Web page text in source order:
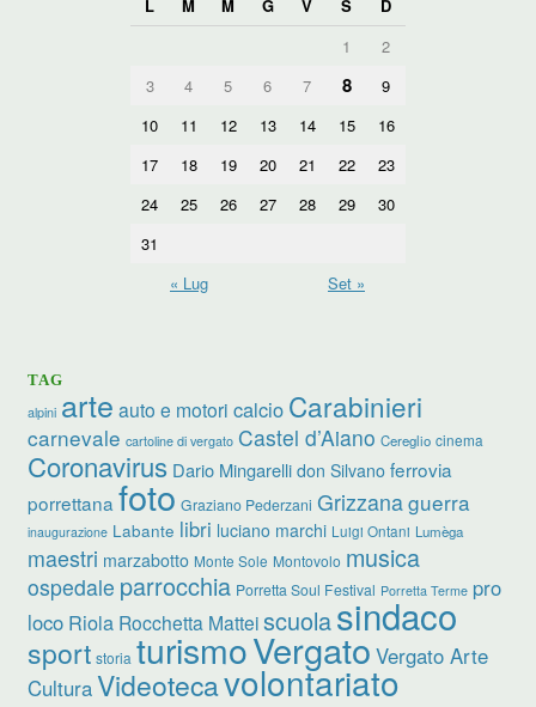
L
M M G V S
D
1
2
3
4 5 6 7 8
9
10
11 12 13 14 15
16
17
18 19 20 21 22
23
24
25 26 27 28 29
30
31
« Lug
Set »
TAG
alpini arte auto e motori calcio Carabinieri
carnevale cartoline di vergato Castel d’Aiano Cereglio cinema
Coronavirus Dario Mingarelli don Silvano ferrovia
porrettana foto Graziano Pederzani Grizzanaguerra
inaugurazione Labante libri luciano marchi Luigi Ontani Lumèga
maestri marzabotto Monte Sole Montovolo musica
ospedale parrocchia Porretta Soul Festival Porretta Terme pro
loco Riola Rocchetta Matteiscuolasindaco
sport storia turismoVergato Vergato Arte
CulturaVideotecavolontariato